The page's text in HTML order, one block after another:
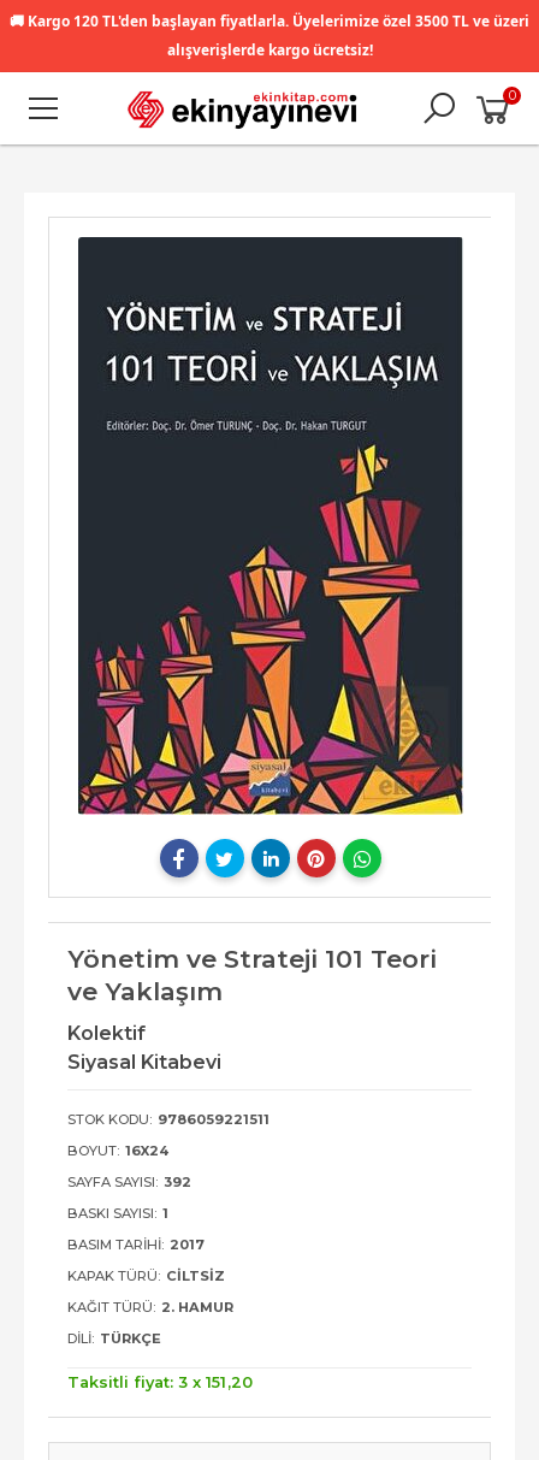
🚚 Kargo 120 TL'den başlayan fiyatlarla. Üyelerimize özel 3500 TL ve üzeri
alışverişlerde kargo ücretsiz!
0
Yönetim ve Strateji 101 Teori
ve Yaklaşım
Kolektif
Siyasal Kitabevi
STOK KODU: 9786059221511
BOYUT: 16X24
SAYFA SAYISI: 392
BASKI SAYISI: 1
BASIM TARIHI: 2017
KAPAK TÜRÜ: CILTSIZ
KAĞIT TÜRÜ: 2. HAMUR
DILI: TÜRKÇE
Taksitli fiyat: 3 x 151 ,20